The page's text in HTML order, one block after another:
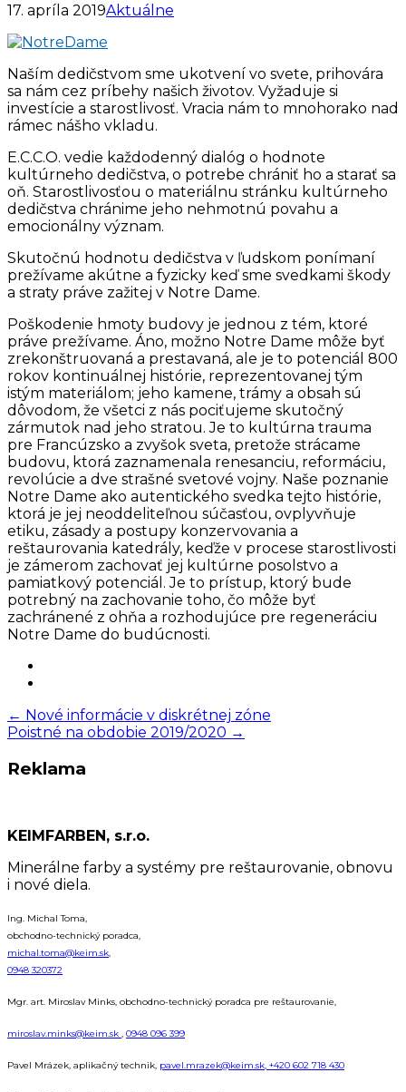
17. apríla 2019Aktuálne
Naším dedičstvom sme ukotvení vo svete, prihovára
sa nám cez príbehy našich životov. Vyžaduje si
investície a starostlivosť. Vracia nám to mnohorako nad
rámec nášho vkladu.
E.C.C.O. vedie každodenný dialóg o hodnote
kultúrneho dedičstva, o potrebe chrániť ho a starať sa
oň. Starostlivosťou o materiálnu stránku kultúrneho
dedičstva chránime jeho nehmotnú povahu a
emocionálny význam.
Skutočnú hodnotu dedičstva v ľudskom ponímaní
prežívame akútne a fyzicky keď sme svedkami škody
a straty práve zažitej v Notre Dame.
Poškodenie hmoty budovy je jednou z tém, ktoré
práve prežívame. Áno, možno Notre Dame môže byť
zrekonštruovaná a prestavaná, ale je to potenciál 800
rokov kontinuálnej histórie, reprezentovanej tým
istým materiálom; jeho kamene, trámy a obsah sú
dôvodom, že všetci z nás pociťujeme skutočný
zármutok nad jeho stratou. Je to kultúrna trauma
pre Francúzsko a zvyšok sveta, pretože strácame
budovu, ktorá zaznamenala renesanciu, reformáciu,
revolúcie a dve strašné svetové vojny. Naše poznanie
Notre Dame ako autentického svedka tejto histórie,
ktorá je jej neoddeliteľnou súčasťou, ovplyvňuje
etiku, zásady a postupy konzervovania a
reštaurovania katedrály, keďže v procese starostlivosti
je zámerom zachovať jej kultúrne posolstvo a
pamiatkový potenciál. Je to prístup, ktorý bude
potrebný na zachovanie toho, čo môže byť
zachránené z ohňa a rozhodujúce pre regeneráciu
Notre Dame do budúcnosti.
Post
navigation
← Nové informácie v diskrétnej zóne
Poistné na obdobie 2019/2020 →
Reklama
KEIMFARBEN, s.r.o.
Minerálne farby a systémy pre reštaurovanie, obnovu
i nové diela.
Ing. Michal Toma,
obchodno-technický poradca,
michal.toma@keim.sk,
0948 320372
Mgr. art. Miroslav Minks, obchodno-technický poradca pre reštaurovanie,
miroslav.minks@keim.sk , 0948 096 399
Pavel Mrázek, aplikačný technik, pavel.mrazek@keim.sk, +420 602 718 430